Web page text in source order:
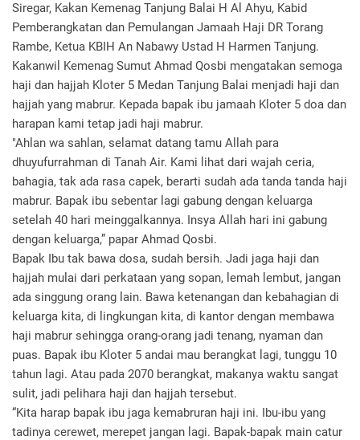
Siregar, Kakan Kemenag Tanjung Balai H Al Ahyu, Kabid
Pemberangkatan dan Pemulangan Jamaah Haji DR Torang
Rambe, Ketua KBIH An Nabawy Ustad H Harmen Tanjung.
Kakanwil Kemenag Sumut Ahmad Qosbi mengatakan semoga
haji dan hajjah Kloter 5 Medan Tanjung Balai menjadi haji dan
hajjah yang mabrur. Kepada bapak ibu jamaah Kloter 5 doa dan
harapan kami tetap jadi haji mabrur.
"Ahlan wa sahlan, selamat datang tamu Allah para
dhuyufurrahman di Tanah Air. Kami lihat dari wajah ceria,
bahagia, tak ada rasa capek, berarti sudah ada tanda tanda haji
mabrur. Bapak ibu sebentar lagi gabung dengan keluarga
setelah 40 hari meinggalkannya. Insya Allah hari ini gabung
dengan keluarga,” papar Ahmad Qosbi.
Bapak Ibu tak bawa dosa, sudah bersih. Jadi jaga haji dan
hajjah mulai dari perkataan yang sopan, lemah lembut, jangan
ada singgung orang lain. Bawa ketenangan dan kebahagian di
keluarga kita, di lingkungan kita, di kantor dengan membawa
haji mabrur sehingga orang-orang jadi tenang, nyaman dan
puas. Bapak ibu Kloter 5 andai mau berangkat lagi, tunggu 10
tahun lagi. Atau pada 2070 berangkat, makanya waktu sangat
sulit, jadi pelihara haji dan hajjah tersebut.
“Kita harap bapak ibu jaga kemabruran haji ini. Ibu-ibu yang
tadinya cerewet, merepet jangan lagi. Bapak-bapak main catur